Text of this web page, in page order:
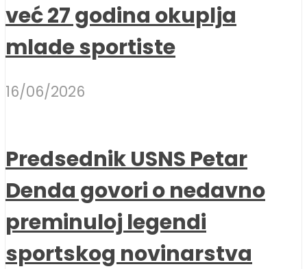
već 27 godina okuplja
mlade sportiste
16/06/2026
Predsednik USNS Petar
Denda govori o nedavno
preminuloj legendi
sportskog novinarstva